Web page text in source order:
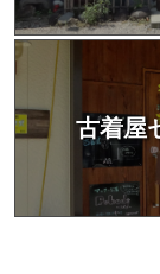
古着屋